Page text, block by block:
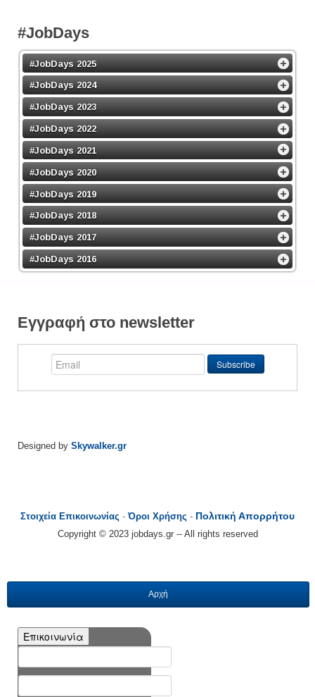
#JobDays
#JobDays 2025
#JobDays 2024
#JobDays 2023
#JobDays 2022
#JobDays 2021
#JobDays 2020
#JobDays 2019
#JobDays 2018
#JobDays 2017
#JobDays 2016
Εγγραφή στο newsletter
Designed by Skywalker.gr
Στοιχεία Επικοινωνίας -Όροι Χρήσης - Πολιτική Απορρήτου
Copyright © 2023 jobdays.gr -- All rights reserved
Αρχή